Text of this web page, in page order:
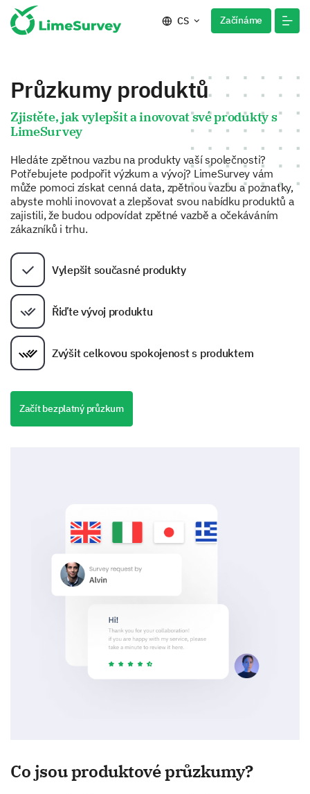
CS Začínáme
Průzkumy produktů
Zjistěte, jak vylepšit a inovovat své produkty s
LimeSurvey
Hledáte zpětnou vazbu na produkty vaší společnosti?
Potřebujete podpořit výzkum a vývoj? LimeSurvey vám
může pomoci získat cenná data, zpětnou vazbu a poznatky,
abyste mohli inovovat a zlepšovat svou nabídku produktů a
zajistili, že budou odpovídat zpětné vazbě a očekáváním
zákazníků i trhu.
Vylepšit současné produkty
Řiďte vývoj produktu
Zvýšit celkovou spokojenost s produktem
Začít bezplatný průzkum
Co jsou produktové průzkumy?